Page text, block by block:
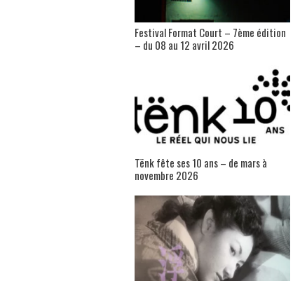
Festival Format Court – 7ème édition
– du 08 au 12 avril 2026
Tënk fête ses 10 ans – de mars à
novembre 2026